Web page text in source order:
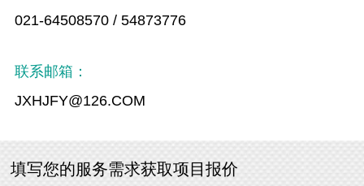
021-64508570 / 54873776
联系邮箱：
JXHJFY@126.COM
填写您的服务需求获取项目报价